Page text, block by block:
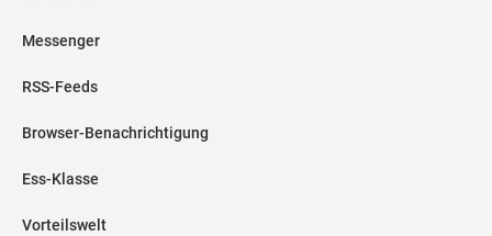
Messenger
RSS-Feeds
Browser-Benachrichtigung
Ess-Klasse
Vorteilswelt